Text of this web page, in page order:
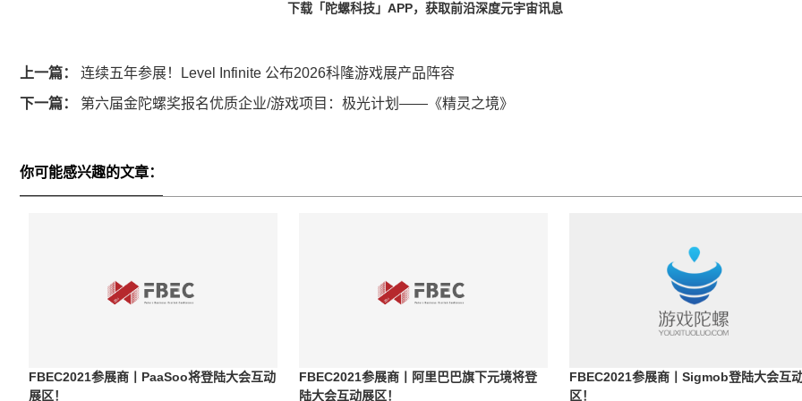
下载「陀螺科技」APP，获取前沿深度元宇宙讯息
上一篇： 连续五年参展！Level Infinite 公布2026科隆游戏展产品阵容
下一篇： 第六届金陀螺奖报名优质企业/游戏项目：极光计划——《精灵之境》
你可能感兴趣的文章：
FBEC2021参展商丨PaaSoo将登陆大会互动
展区！
FBEC2021参展商丨阿里巴巴旗下元境将登
陆大会互动展区！
FBEC2021参展商丨Sigmob登陆大会互
区！